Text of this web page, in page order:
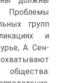
групп
и
А. Сен-